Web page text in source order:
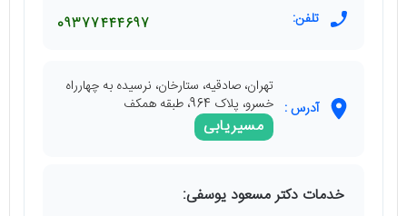
تلفن: 09377444697
آدرس :
تهران، صادقیه، ستارخان، نرسیده به چهارراه
خسرو، پلاک 964، طبقه همکف
مسیریابی
خدمات دکتر مسعود یوسفی: